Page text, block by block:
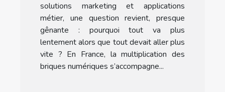
solutions marketing et applications
métier, une question revient, presque
gênante : pourquoi tout va plus
lentement alors que tout devait aller plus
vite ? En France, la multiplication des
briques numériques s’accompagne...